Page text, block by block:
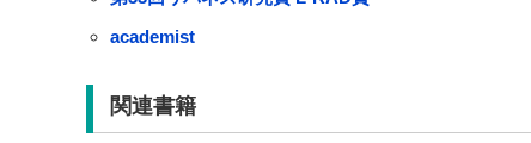
academist
関連書籍